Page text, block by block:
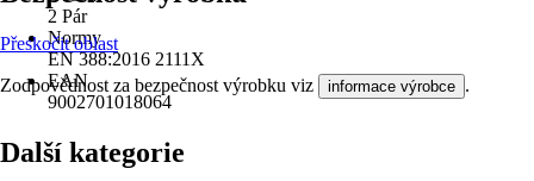
2 Pár
Normy
EN 388:2016 2111X
EAN
9002701018064
Přeskočit oblast
Zodpovědnost za bezpečnost výrobku viz informace výrobce .
Další kategorie